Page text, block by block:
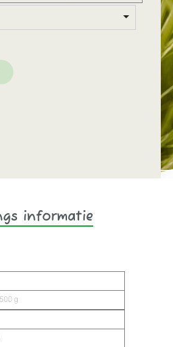
informatie
g